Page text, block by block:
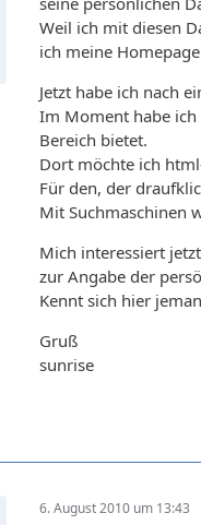
Weil ich mit diesen
ich meine
Jetzt habe ich nach
Im Moment habe ich
Bereich bietet.
Dort möchte ich
Für den, der
Mit Suchmaschinen
Mich interessiert
zur Angabe der
Kennt sich hier
Gruß
sunrise
6. August 2010 um 13:43